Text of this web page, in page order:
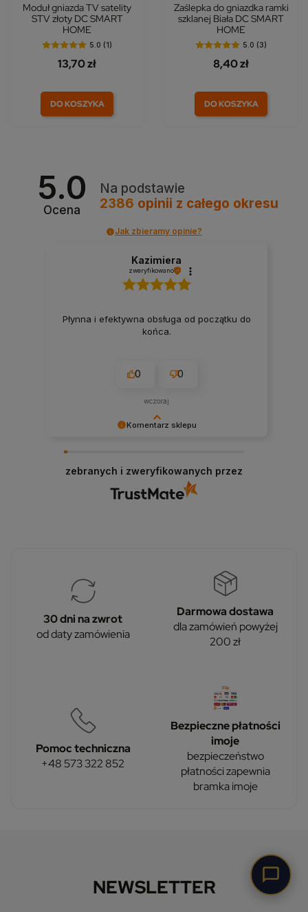
Moduł gniazda TV satelity
STV złoty DC SMART
HOME
5.0 (1)
13,70 zł
DO KOSZYKA
Zaślepka do gniazdka ramki
szklanej Biała DC SMART
HOME
5.0 (3)
8,40 zł
DO KOSZYKA
5.0
Ocena
Na podstawie
2386 opinii z całego okresu
Jak zbieramy opinie?
Komentarz sklepu
Kazimiera
zweryfikowano
Płynna i efektywna obsługa od początku do
końca.
0 0
wczoraj
zebranych i zweryfikowanych przez
30 dni na zwrot
od daty zamówienia
Darmowa dostawa
dla zamówień powyżej
200 zł
Pomoc techniczna
+48 573 322 852
Bezpieczne płatności
imoje
bezpieczeństwo
płatności zapewnia
bramka imoje
NEWSLETTER